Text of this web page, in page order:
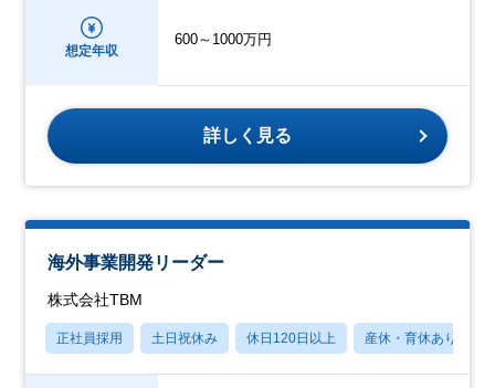
想定年収
600～1000万円
詳しく見る
海外事業開発リーダー
株式会社TBM
正社員採用 土日祝休み 休日120日以上 産休・育休あり